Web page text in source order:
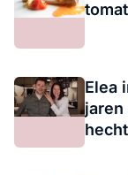
Elea